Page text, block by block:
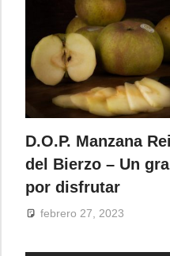
D.O.P. Manzana
del Bierzo – Un
por disfrutar
febrero 27, 2023